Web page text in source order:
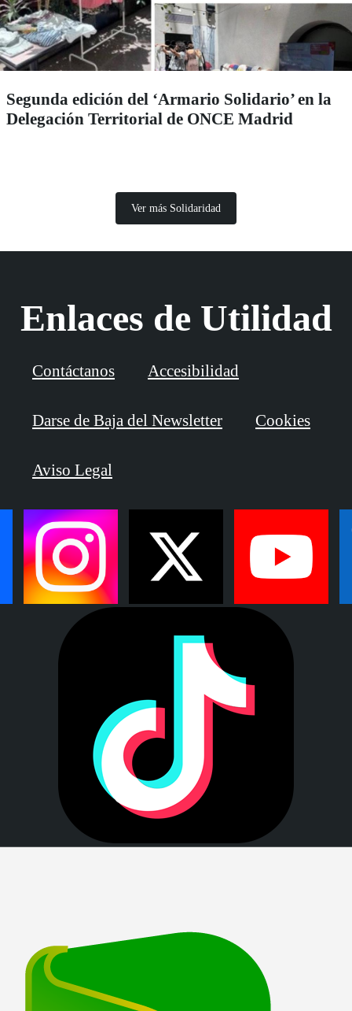
Segunda edición del ‘Armario Solidario’ en la
Delegación Territorial de ONCE Madrid
Ver más Solidaridad
Enlaces de Utilidad
Contáctanos Accesibilidad
Darse de Baja del Newsletter Cookies
Aviso Legal